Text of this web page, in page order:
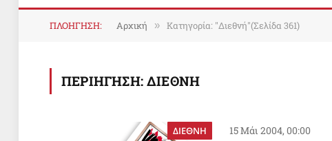
ΠΛΟΗΓΗΣΗ: Αρχική » Κατηγορία: "Διεθνή"(Σελίδα 361)
ΠΕΡΙΗΓΗΣΗ:ΔΙΕΘΝΗ
ΔΙΕΘΝΗ 15 Μάι 2004, 00:00